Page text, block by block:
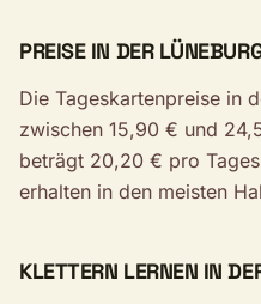
PREISE IN DER
Die Tageskartenpreise in
zwischen 15,90 € und
beträgt 20,20 € pro
erhalten in den meisten
KLETTERN LERNEN IN